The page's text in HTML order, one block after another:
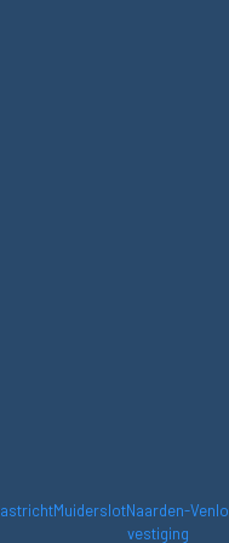
MuiderslotNaarden-
vestiging
Venlo